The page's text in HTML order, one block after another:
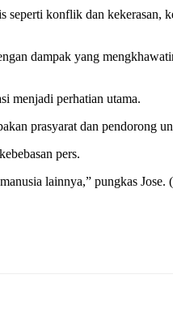
konflik dan kekerasan,
dampak yang
menjadi perhatian utama.
prasyarat dan pendorong
pers.
lainnya,” pungkas Jose.